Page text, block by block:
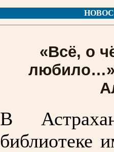
«Всё, о
В
библиотеке